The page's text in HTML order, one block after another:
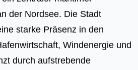
der Nordsee. Die Stadt
starke Präsenz in den
Windenergie und
durch aufstrebende